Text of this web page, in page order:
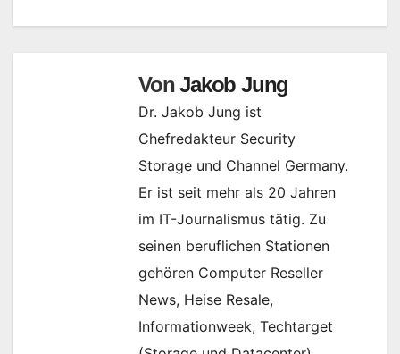
VonJakob Jung
Dr. Jakob Jung ist
Chefredakteur Security
Storage und Channel Germany.
Er ist seit mehr als 20 Jahren
im IT-Journalismus tätig. Zu
seinen beruflichen Stationen
gehören Computer Reseller
News, Heise Resale,
Informationweek, Techtarget